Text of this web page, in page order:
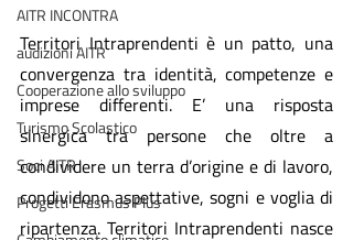
AITR INCONTRA
audizioni AITR
Cooperazione allo sviluppo
Turismo Scolastico
Soci AITR
Progetti Erasmus Plus
Territori Intraprendenti è un patto, una
convergenza tra identità, competenze e
imprese differenti. E’ una risposta
sinergica tra persone che oltre a
condividere un terra d’origine e di lavoro,
condividono aspettative, sogni e voglia di
ripartenza. Territori Intraprendenti nasce